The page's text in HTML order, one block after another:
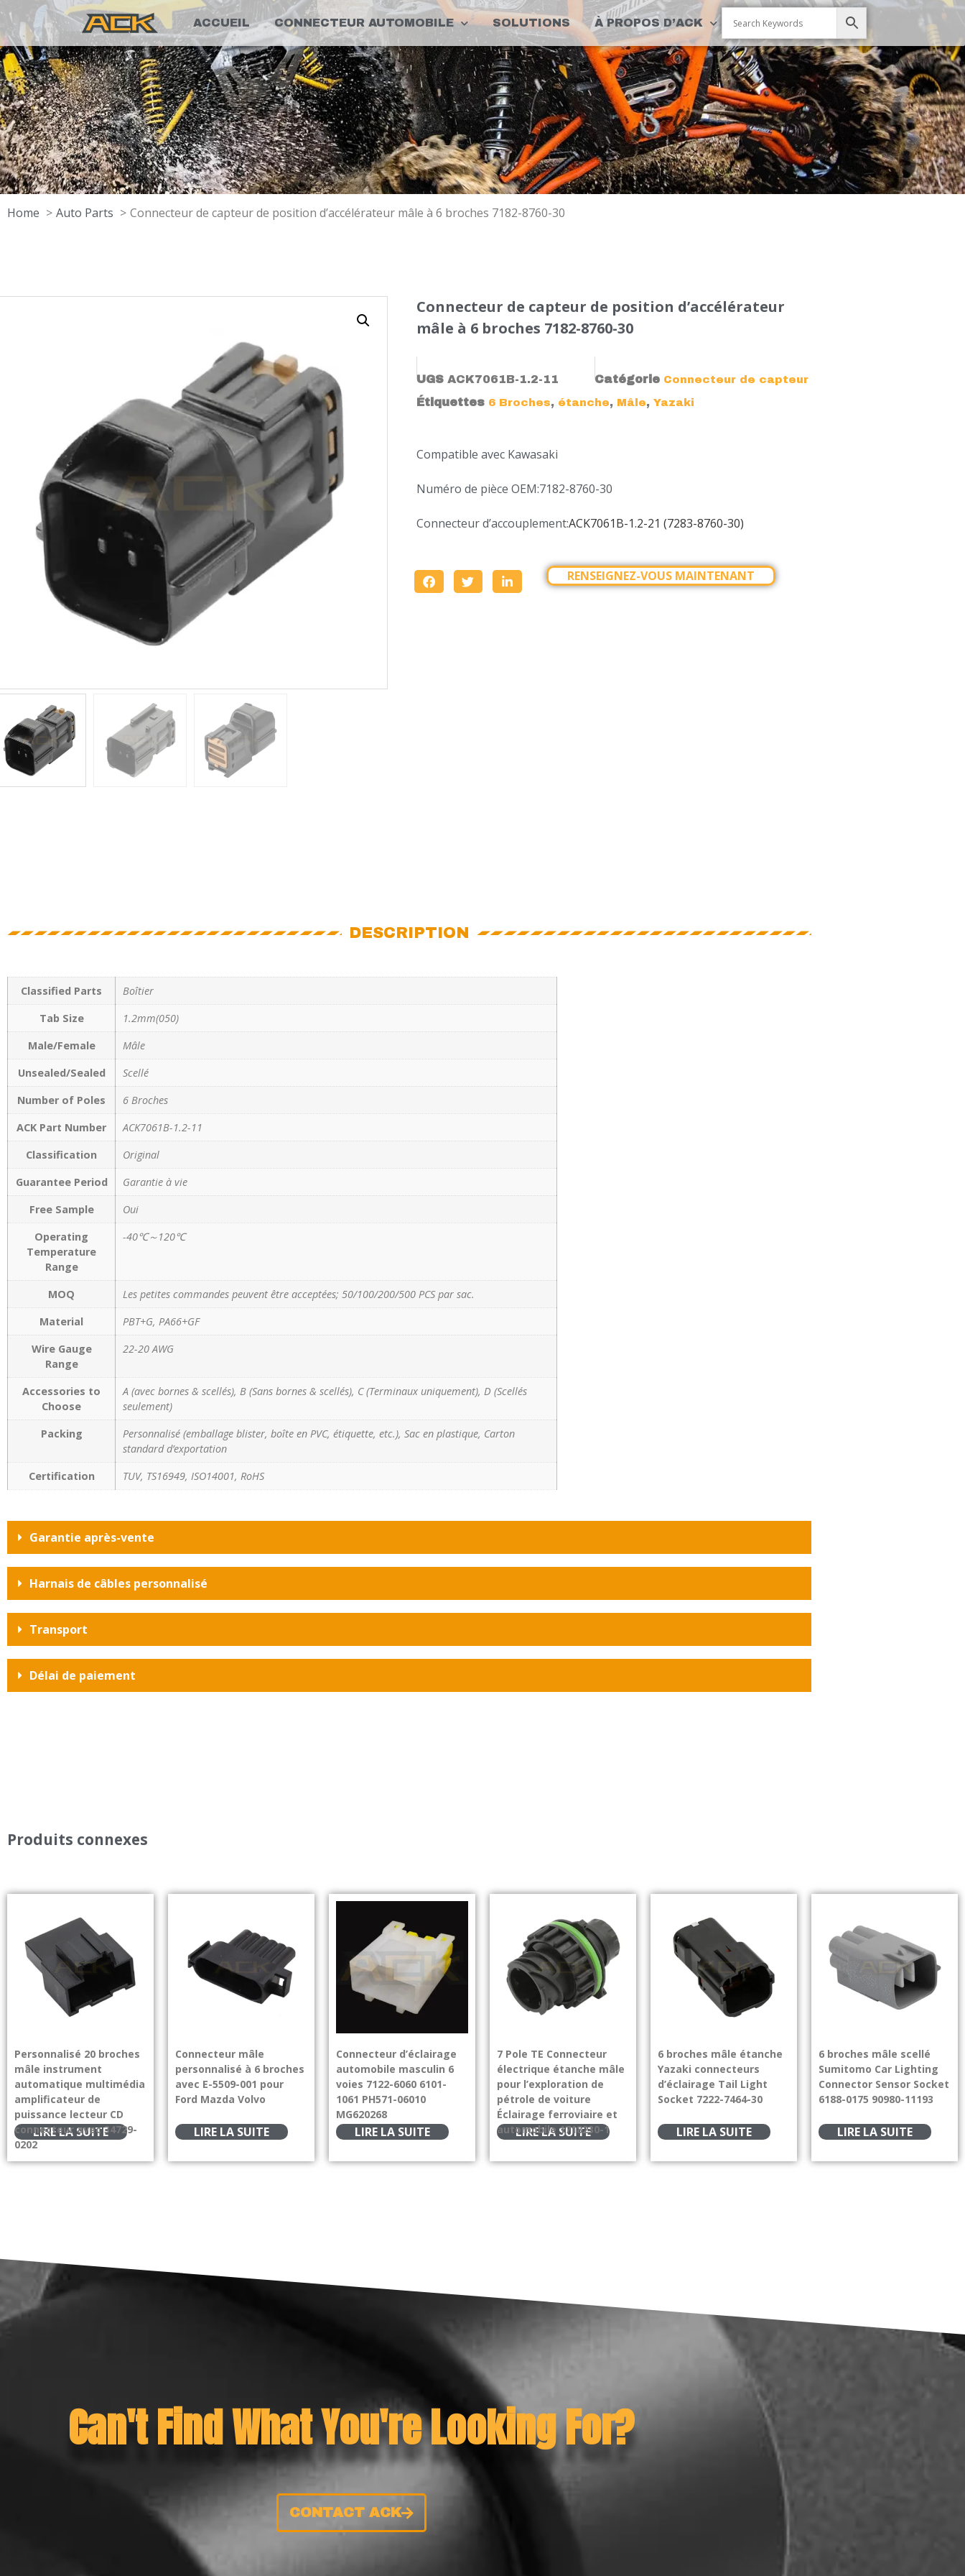
ACCUEIL CONNECTEUR AUTOMOBILE SOLUTIONS À PROPOS D’ACK
Home Auto Parts Connecteur de capteur de position d’accélérateur mâle à 6 broches 7182-8760-30
Connecteur de capteur de position d’accélérateur
mâle à 6 broches 7182-8760-30
UGS ACK7061B-1.2-11 Catégorie Connecteur de capteur
Étiquettes 6 Broches, étanche, Mâle, Yazaki
Compatible avec Kawasaki
Numéro de pièce OEM:7182-8760-30
Connecteur d’accouplement:ACK7061B-1.2-21 (7283-8760-30)
RENSEIGNEZ-VOUS MAINTENANT
DESCRIPTION
Classified Parts
Boîtier
Tab Size
1.2mm(050)
Male/Female
Mâle
Unsealed/Sealed
Scellé
Number of Poles
6 Broches
ACK Part Number
ACK7061B-1.2-11
Classification
Original
Guarantee Period
Garantie à vie
Free Sample
Oui
Operating
Temperature
Range
-40℃～120℃
MOQ
Les petites commandes peuvent être acceptées; 50/100/200/500 PCS par sac.
Material
PBT+G, PA66+GF
Wire Gauge
Range
22-20 AWG
Accessories to
Choose
A (avec bornes & scellés), B (Sans bornes & scellés), C (Terminaux uniquement), D (Scellés
seulement)
Packing
Personnalisé (emballage blister, boîte en PVC, étiquette, etc.), Sac en plastique, Carton
standard d’exportation
Certification
TUV, TS16949, ISO14001, RoHS
Garantie après-vente
Harnais de câbles personnalisé
Transport
Délai de paiement
Produits connexes
Personnalisé 20 broches
mâle instrument
automatique multimédia
amplificateur de
puissance lecteur CD
connecteur avec 34729-
0202
LIRE LA SUITE
Connecteur mâle
personnalisé à 6 broches
avec E-5509-001 pour
Ford Mazda Volvo
LIRE LA SUITE
Connecteur d’éclairage
automobile masculin 6
voies 7122-6060 6101-
1061 PH571-06010
MG620268
LIRE LA SUITE
7 Pole TE Connecteur
électrique étanche mâle
pour l’exploration de
pétrole de voiture
Éclairage ferroviaire et
automobile 1718230-1
LIRE LA SUITE
6 broches mâle étanche
Yazaki connecteurs
d’éclairage Tail Light
Socket 7222-7464-30
LIRE LA SUITE
6 broches mâle scellé
Sumitomo Car Lighting
Connector Sensor Socket
6188-0175 90980-11193
LIRE LA SUITE
Can't Find What You're Looking For?
CONTACT ACK